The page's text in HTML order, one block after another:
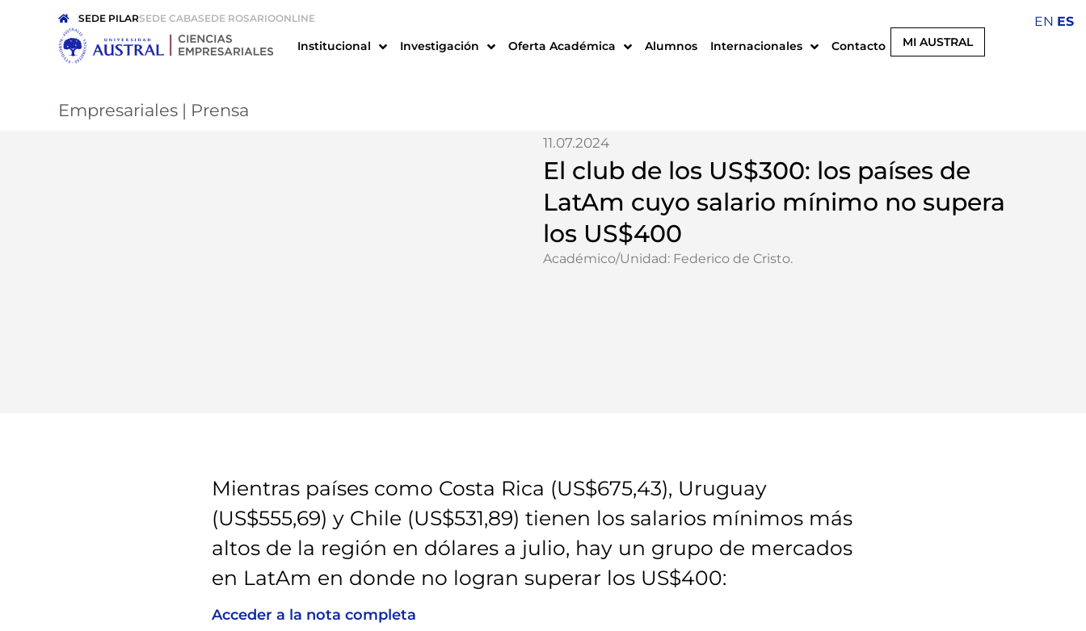
SEDE PILARSEDE CABASEDE ROSARIOONLINE
Institucional Investigación Oferta Académica Alumnos Internacionales Contacto MI AUSTRAL
Empresariales | Prensa
11.07.2024
El club de los US$300: los países de
LatAm cuyo salario mínimo no supera
los US$400
Académico/Unidad: Federico de Cristo.
Mientras países como Costa Rica (US$675,43), Uruguay
(US$555,69) y Chile (US$531,89) tienen los salarios mínimos más
altos de la región en dólares a julio, hay un grupo de mercados
en LatAm en donde no logran superar los US$400:
Acceder a la nota completa
EN ES